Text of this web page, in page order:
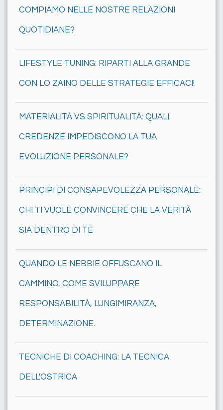
COMPIAMO NELLE NOSTRE RELAZIONI
QUOTIDIANE?
LIFESTYLE TUNING: RIPARTI ALLA GRANDE
CON LO ZAINO DELLE STRATEGIE EFFICACI!
MATERIALITÀ VS SPIRITUALITÀ: QUALI
CREDENZE IMPEDISCONO LA TUA
EVOLUZIONE PERSONALE?
PRINCIPI DI CONSAPEVOLEZZA PERSONALE:
CHI TI VUOLE CONVINCERE CHE LA VERITÀ
SIA DENTRO DI TE
QUANDO LE NEBBIE OFFUSCANO IL
CAMMINO. COME SVILUPPARE
RESPONSABILITÀ, LUNGIMIRANZA,
DETERMINAZIONE.
TECNICHE DI COACHING: LA TECNICA
DELL'OSTRICA